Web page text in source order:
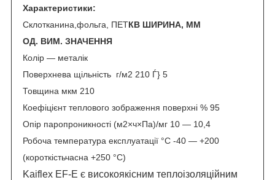
Характеристики:
Склотканина,фольга, ПЕТКВ ШИРИНА, ММ
ОД. ВИМ. ЗНАЧЕННЯ
Колір — металік
Поверхнева щільність г/м2 210 Ѓ} 5
Товщина мкм 210
Коефіцієнт теплового зображення поверхні % 95
Опір паропроникності (м2×ч×Па)/мг 10 — 10,4
Робоча температура експлуатації °C -40 — +200
(короткістьчасна +250 °C)
Kaiflex EF-E є високоякісним теплоізоляційним